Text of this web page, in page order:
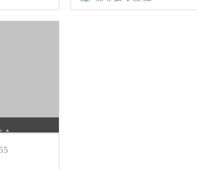
2018华为云技术私享会 · 玩转华为云大数据